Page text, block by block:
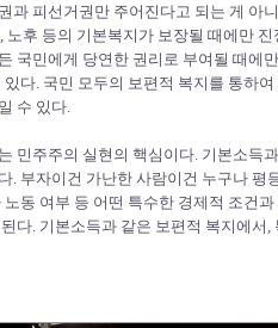
과 피선거권만 주어진다고 되는 게 아
노후 등의 기본복지가 보장될 때에만
국민에게 당연한 권리로 부여될 때에
다. 국민 모두의 보편적 복지를 통하
수 있다.
민주주의 실현의 핵심이다. 기본소득
. 부자이건 가난한 사람이건 누구나
동 여부 등 어떤 특수한 경제적 조건
다. 기본소득과 같은 보편적 복지에